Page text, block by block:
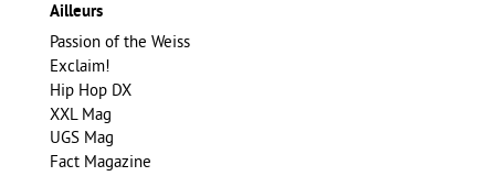
Ailleurs
Passion of the Weiss
Exclaim!
Hip Hop DX
XXL Mag
UGS Mag
Fact Magazine